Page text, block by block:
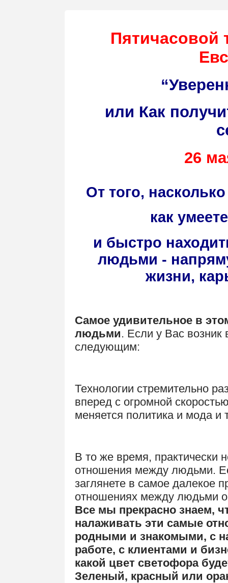
Пятичасовой
или Как
26
От того,
как
и быстро
людьми -
жизни,
Самое удивительное в
людьми. Если у Вас возник
следующим:
Технологии стремительно
вперед с огромной
меняется политика и мода и
В то же время, практически
отношения между людьми.
заглянете в самое далекое
отношениях между людьми
Все мы прекрасно знаем,
налаживать эти самые
родными и знакомыми, с
работе, с клиентами и
какой цвет светофора
Зеленый, красный или